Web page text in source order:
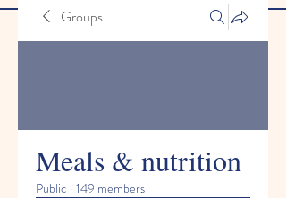
Groups
Meals & nutrition
Public · 149 members